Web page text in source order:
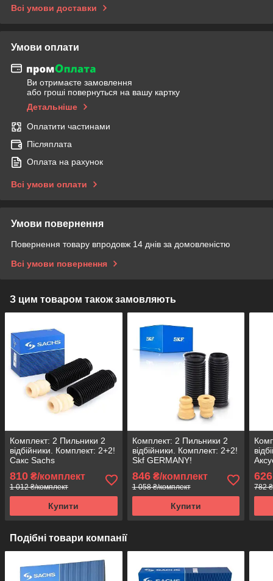
Всі умови доставки
Умови оплати
Ви отримаєте замовлення
або гроші повернуться на вашу картку
Детальніше
Оплатити частинами
Післяплата
Оплата на рахунок
Всі умови оплати
Умови повернення
Повернення товару впродовж 14 днів за домовленістю
Всі умови повернення
З цим товаром також замовляють
Комплект: 2 Пильники 2
відбійники. Комплект: 2+2!
Сакс Sachs
810 ₴/комплект
1 012 ₴/комплект
Купити
Комплект: 2 Пильники 2
відбійники. Комплект: 2+2!
Skf GERMANY!
846₴/комплект
1 058 ₴/комплект
Купити
626
782
Подібні товари компанії